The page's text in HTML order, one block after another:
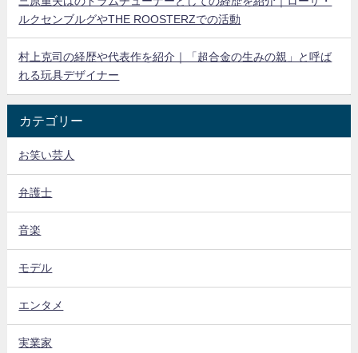
ルクセンブルグやTHE ROOSTERZでの活動
村上克司の経歴や代表作を紹介｜「超合金の生みの親」と呼ば
れる玩具デザイナー
カテゴリー
お笑い芸人
弁護士
音楽
モデル
エンタメ
実業家